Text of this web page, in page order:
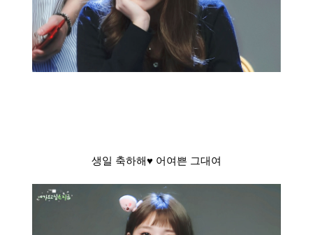
생일 축하해♥ 어여쁜 그대여